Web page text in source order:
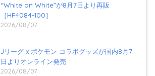
“White on White”が8月7日より再販
［HF4084-100］
2026/08/07
Jリーグ x ポケモン コラボグッズが国内8月7
日よりオンライン発売
2026/08/07